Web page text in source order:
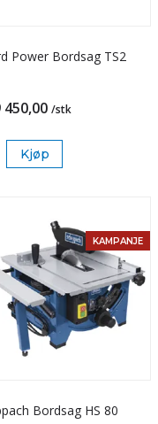
Power Bordsag TS2
450,00 /stk
Kjøp
KAMPANJE
Bordsag HS 80